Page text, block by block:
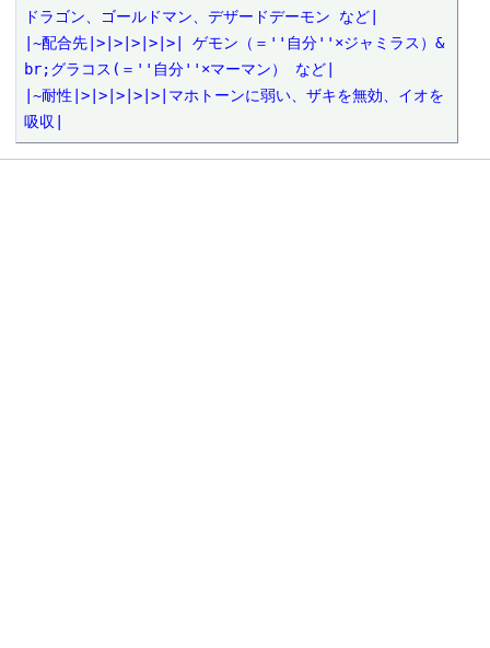
ドラゴン、ゴールドマン、デザードデーモン など|
|~配合先|>|>|>|>|>| ゲモン（＝''自分''×ジャミラス）&
br;グラコス(＝''自分''×マーマン） など|
|~耐性|>|>|>|>|>|マホトーンに弱い、ザキを無効、イオを
吸収|